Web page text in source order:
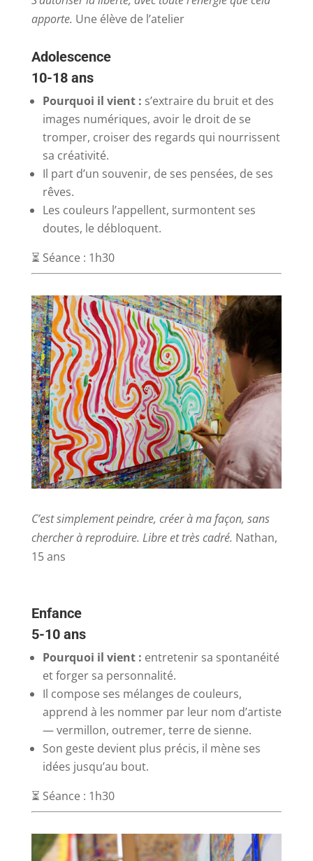
apporte. Une élève de l’atelier
Adolescence
10-18 ans
Pourquoi il vient : s’extraire du bruit et des
images numériques, avoir le droit de se
tromper, croiser des regards qui nourrissent
sa créativité.
Il part d’un souvenir, de ses pensées, de ses
rêves.
Les couleurs l’appellent, surmontent ses
doutes, le débloquent.
⏳ Séance : 1h30
C’est simplement peindre, créer à ma façon, sans
chercher à reproduire. Libre et très cadré. Nathan,
15 ans
Enfance
5-10 ans
Pourquoi il vient : entretenir sa spontanéité
et forger sa personnalité.
Il compose ses mélanges de couleurs,
apprend à les nommer par leur nom d’artiste
— vermillon, outremer, terre de sienne.
Son geste devient plus précis, il mène ses
idées jusqu’au bout.
⏳ Séance : 1h30